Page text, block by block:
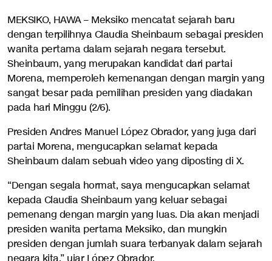
MEKSIKO, HAWA – Meksiko mencatat sejarah baru
dengan terpilihnya Claudia Sheinbaum sebagai presiden
wanita pertama dalam sejarah negara tersebut.
Sheinbaum, yang merupakan kandidat dari partai
Morena, memperoleh kemenangan dengan margin yang
sangat besar pada pemilihan presiden yang diadakan
pada hari Minggu (2/6).
Presiden Andres Manuel López Obrador, yang juga dari
partai Morena, mengucapkan selamat kepada
Sheinbaum dalam sebuah video yang diposting di X.
“Dengan segala hormat, saya mengucapkan selamat
kepada Claudia Sheinbaum yang keluar sebagai
pemenang dengan margin yang luas. Dia akan menjadi
presiden wanita pertama Meksiko, dan mungkin
presiden dengan jumlah suara terbanyak dalam sejarah